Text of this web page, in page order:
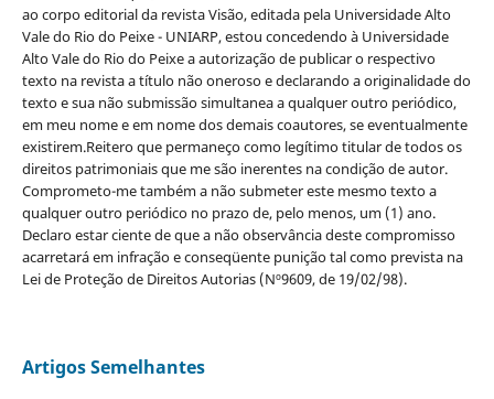
ao corpo editorial da revista Visão, editada pela Universidade Alto
Vale do Rio do Peixe - UNIARP, estou concedendo à Universidade
Alto Vale do Rio do Peixe a autorização de publicar o respectivo
texto na revista a título não oneroso e declarando a originalidade do
texto e sua não submissão simultanea a qualquer outro periódico,
em meu nome e em nome dos demais coautores, se eventualmente
existirem.Reitero que permaneço como legítimo titular de todos os
direitos patrimoniais que me são inerentes na condição de autor.
Comprometo-me também a não submeter este mesmo texto a
qualquer outro periódico no prazo de, pelo menos, um (1) ano.
Declaro estar ciente de que a não observância deste compromisso
acarretará em infração e conseqüente punição tal como prevista na
Lei de Proteção de Direitos Autorias (Nº9609, de 19/02/98).
Artigos Semelhantes